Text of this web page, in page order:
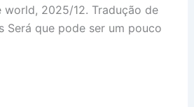
world, 2025/12. Tradução de
Será que pode ser um pouco